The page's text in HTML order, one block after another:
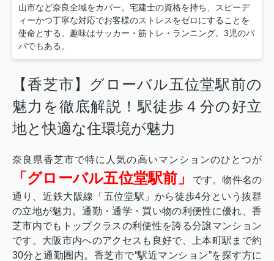
山市など奈良全域をカバー。宅建士の資格を持ち、スピーデ
ィーかつ丁寧な対応でお客様のストレスをゼロにすることを
使命とする。趣味はサッカー・筋トレ・ランニング。3児のパ
パでもある。
【香芝市】グローバル五位堂駅前の
魅力を徹底解説！駅徒歩４分の好立
地と快適な住環境が魅力
奈良県香芝市で特に人気の高いマンションのひとつが
「グローバル五位堂駅前」
です。物件名の
通り、近鉄大阪線「五位堂駅」から徒歩4分という抜群
の立地が魅力。通勤・通学・買い物の利便性に優れ、香
芝市内でもトップクラスの利便性を誇る分譲マンション
です。大阪市内へのアクセスも良好で、上本町駅まで約
30分と通勤圏内。香芝市で“駅近マンション”を探す方に